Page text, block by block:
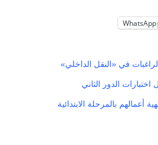
WhatsApp
في «النقل الداخلي»
الدور الثاني
أعمالهم بالمرحلة الابتدائية